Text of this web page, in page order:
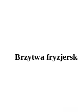
Brzytwa